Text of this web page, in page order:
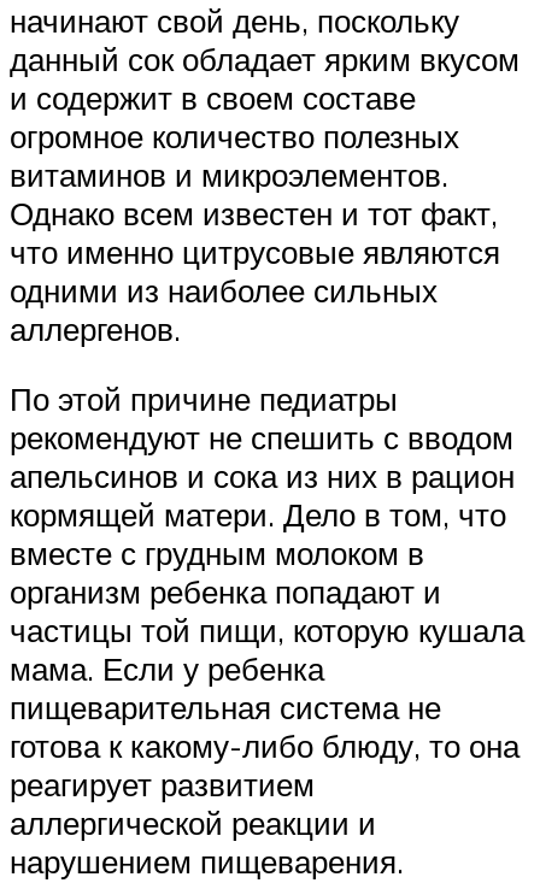
начинают свой день, поскольку
данный сок обладает ярким вкусом
и содержит в своем составе
огромное количество полезных
витаминов и микроэлементов.
Однако всем известен и тот факт,
что именно цитрусовые являются
одними из наиболее сильных
аллергенов.
По этой причине педиатры
рекомендуют не спешить с вводом
апельсинов и сока из них в рацион
кормящей матери. Дело в том, что
вместе с грудным молоком в
организм ребенка попадают и
частицы той пищи, которую кушала
мама. Если у ребенка
пищеварительная система не
готова к какому-либо блюду, то она
реагирует развитием
аллергической реакции и
нарушением пищеварения.